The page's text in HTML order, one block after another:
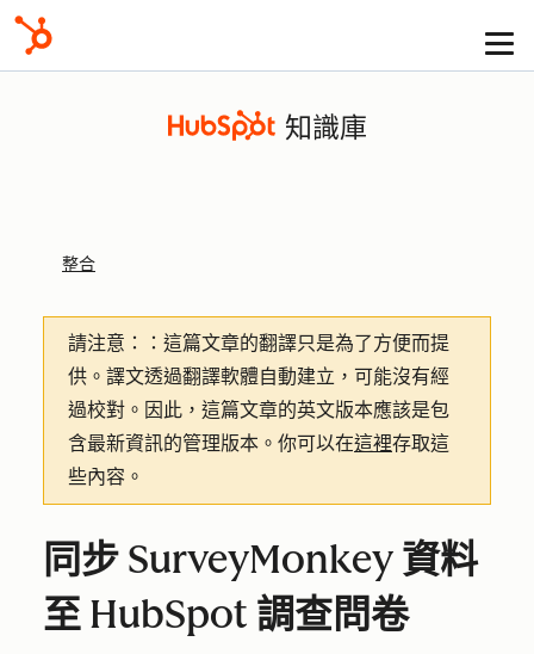
知識庫
整合
請注意：
：這篇文章的翻譯只是為了方便而提
供。譯文透過翻譯軟體自動建立，可能沒有經
過校對。因此，這篇文章的英文版本應該是包
含最新資訊的管理版本。你可以在這裡存取這
些內容。
同步 SurveyMonkey 資料
至 HubSpot 調查問卷